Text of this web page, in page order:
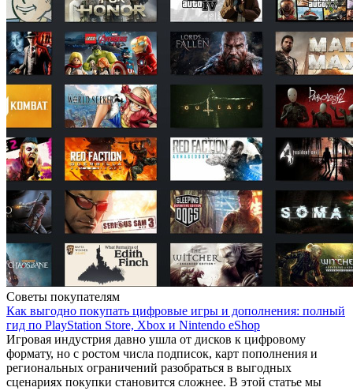
Советы покупателям
Как выгодно покупать цифровые игры и дополнения: полный
гид по PlayStation Store, Xbox и Nintendo eShop
Игровая индустрия давно ушла от дисков к цифровому
формату, но с ростом числа подписок, карт пополнения и
региональных ограничений разобраться в выгодных
сценариях покупки становится сложнее. В этой статье мы